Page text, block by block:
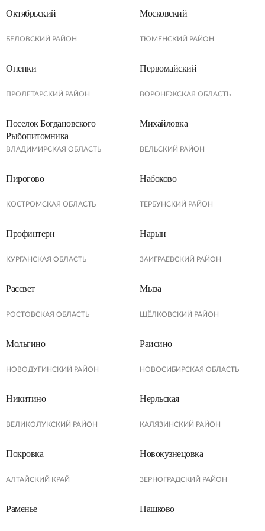
Октябрьский
БЕЛОВСКИЙ РАЙОН
Московский
ТЮМЕНСКИЙ РАЙОН
Опенки
ПРОЛЕТАРСКИЙ РАЙОН
Первомайский
ВОРОНЕЖСКАЯ ОБЛАСТЬ
Поселок Богдановского
Рыбопитомника
ВЛАДИМИРСКАЯ ОБЛАСТЬ
Михайловка
ВЕЛЬСКИЙ РАЙОН
Пирогово
КОСТРОМСКАЯ ОБЛАСТЬ
Набоково
ТЕРБУНСКИЙ РАЙОН
Профинтерн
КУРГАНСКАЯ ОБЛАСТЬ
Нарын
ЗАИГРАЕВСКИЙ РАЙОН
Рассвет
РОСТОВСКАЯ ОБЛАСТЬ
Мыза
ЩЁЛКОВСКИЙ РАЙОН
Мольгино
НОВОДУГИНСКИЙ РАЙОН
Раисино
НОВОСИБИРСКАЯ ОБЛАСТЬ
Никитино
ВЕЛИКОЛУКСКИЙ РАЙОН
Нерльская
КАЛЯЗИНСКИЙ РАЙОН
Покровка
АЛТАЙСКИЙ КРАЙ
Новокузнецовка
ЗЕРНОГРАДСКИЙ РАЙОН
Раменье Пашково